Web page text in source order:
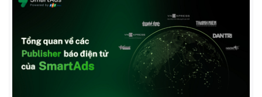
Multimedia
Video